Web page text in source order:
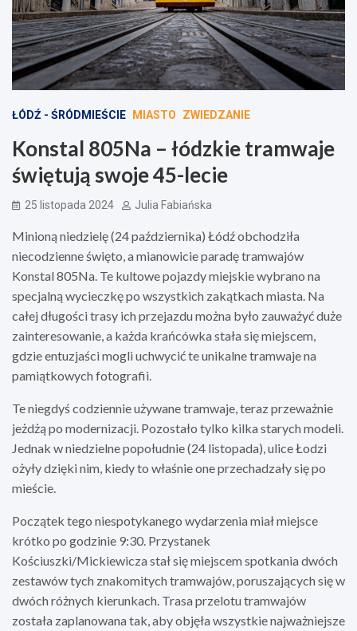
ŁÓDŹ - ŚRÓDMIEŚCIE MIASTO ZWIEDZANIE
Konstal 805Na – łódzkie tramwaje
świętują swoje 45-lecie
25 listopada 2024 Julia Fabiańska
Minioną niedzielę (24 października) Łódź obchodziła
niecodzienne święto, a mianowicie paradę tramwajów
Konstal 805Na. Te kultowe pojazdy miejskie wybrano na
specjalną wycieczkę po wszystkich zakątkach miasta. Na
całej długości trasy ich przejazdu można było zauważyć duże
zainteresowanie, a każda krańcówka stała się miejscem,
gdzie entuzjaści mogli uchwycić te unikalne tramwaje na
pamiątkowych fotografii.
Te niegdyś codziennie używane tramwaje, teraz przeważnie
jeżdżą po modernizacji. Pozostało tylko kilka starych modeli.
Jednak w niedzielne popołudnie (24 listopada), ulice Łodzi
ożyły dzięki nim, kiedy to właśnie one przechadzały się po
mieście.
Początek tego niespotykanego wydarzenia miał miejsce
krótko po godzinie 9:30. Przystanek
Kościuszki/Mickiewicza stał się miejscem spotkania dwóch
zestawów tych znakomitych tramwajów, poruszających się w
dwóch różnych kierunkach. Trasa przelotu tramwajów
została zaplanowana tak, aby objęła wszystkie najważniejsze